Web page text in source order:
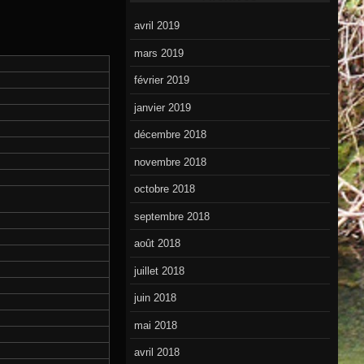
avril 2019
mars 2019
février 2019
janvier 2019
décembre 2018
novembre 2018
octobre 2018
septembre 2018
août 2018
juillet 2018
juin 2018
mai 2018
avril 2018